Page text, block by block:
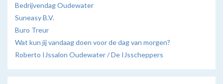
Bedrijvendag Oudewater
Suneasy B.V.
Buro Treur
Wat kun jij vandaag doen voor de dag van morgen?
Roberto IJssalon Oudewater / De IJsscheppers